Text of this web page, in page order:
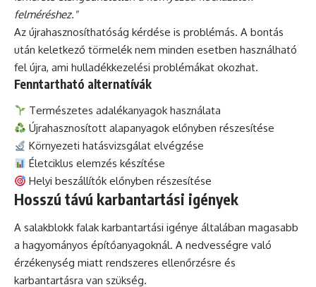
felméréshez."
Az újrahasznosíthatóság kérdése is problémás. A bontás
után keletkező törmelék nem minden esetben használható
fel újra, ami hulladékkezelési problémákat okozhat.
Fenntartható alternatívák
Természetes adalékanyagok használata
Újrahasznosított alapanyagok előnyben részesítése
Környezeti hatásvizsgálat elvégzése
Életciklus elemzés készítése
Helyi beszállítók előnyben részesítése
Hosszú távú karbantartási igények
A salakblokk falak karbantartási igénye általában magasabb
a hagyományos építőanyagoknál. A nedvességre való
érzékenység miatt rendszeres ellenőrzésre és
karbantartásra van szükség.